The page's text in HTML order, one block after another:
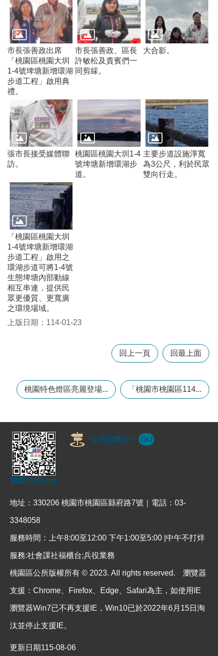
常
見
問
題
桃
園
市
政
E
n
g
i
s
h
隱
私
權
政
策
政
府
網
站
資
料
開
放
市長張善政出席
「桃園區桃園大圳
1-4號埤塘新增環湖
步道工程」啟用典
禮。
市長張善政、區長
許敏松及貴賓們一
同剪綵。
大合影。
張市長接受媒體聯
訪。
桃園區桃園大圳1-4
號埤塘新增環湖步
道。
主要步道設施淨寬
為3公尺，利於民眾
雙向行走。
「桃園區桃園大圳
1-4號埤塘新增環湖
步道工程」啟用之
環湖步道可將1-4號
生態埤塘內部動線
相互串連，提供民
眾更優質、更寬廣
之環境場域。
上版日期：114-01-23
回上一頁 回最上面
桃園特色燈區亮麗登場... 「桃園市桃園區114...
桃園市府Line
公所怎麼去？ GO
地址：330206 桃園市桃園區縣府路7號｜電話：03-
3348058
服務時間：上午8:00至12:00 下午1:00至5:00 |中午不打烊
服務:社會課社福櫃台;兵役業務
桃園區公所版權所有 © 2023. All rights reserved. 瀏覽器
支援：Chrome、Firefox、Edge、Safari為主，如使用IE
瀏覽器Win7已不再支援IE，Win10已於2022年6月15日淘
汰並停止支援IE。
更新日期115-08-06